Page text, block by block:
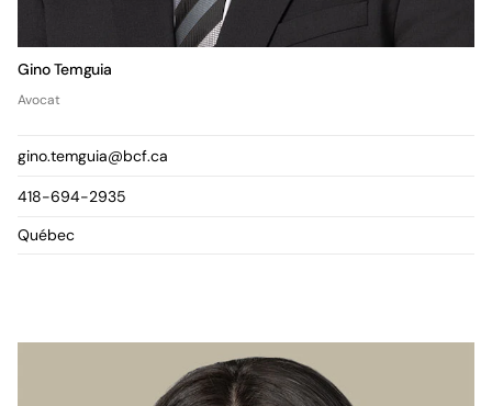
Gino Temguia
Avocat
gino.temguia@bcf.ca
418-694-2935
Québec